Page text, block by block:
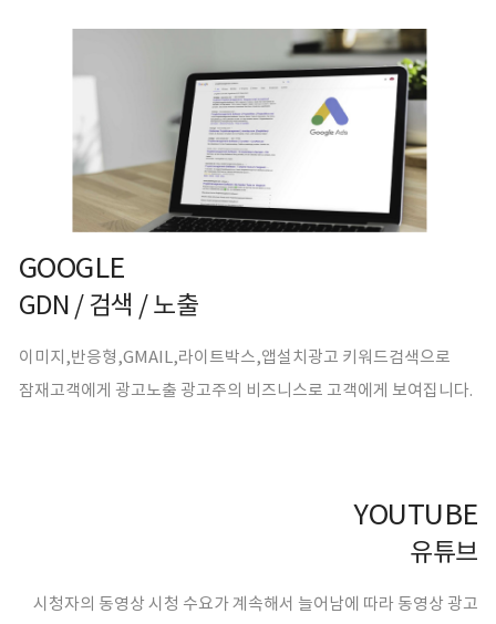
GOOGLE
GDN / 검색 / 노출
이미지,반응형,GMAIL,라이트박스,앱설치광고 키워드검색으로
잠재고객에게 광고노출 광고주의 비즈니스로 고객에게 보여집니다.
YOUTUBE
유튜브
시청자의 동영상 시청 수요가 계속해서 늘어남에 따라 동영상 광고